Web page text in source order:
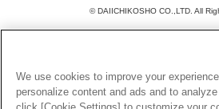
© DAIICHIKOSHO CO.,LTD. All
このサイトに掲載されている一切の文章・画像・写
を問わず、著作権法の定める範囲を超えて無断で複
とを禁じます。
楽曲及びコンテンツは、機種によりご利用いただけ
We use cookies to improve your
personalize content and ads and to